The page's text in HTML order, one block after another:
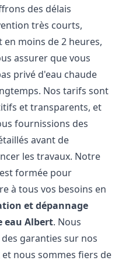
des délais
très courts,
en moins de 2 heures,
assurer que vous
privé d'eau chaude
Nos tarifs sont
et transparents, et
fournissions des
avant de
les travaux. Notre
formée pour
à tous vos besoins en
et dépannage
eau Albert. Nous
garanties sur nos
nous sommes fiers de